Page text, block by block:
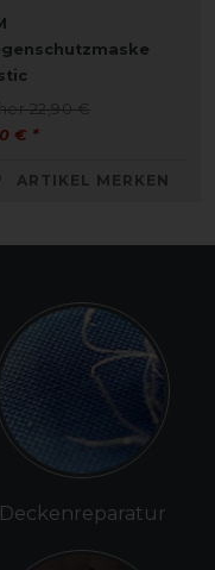
22,90 €
€ *
ARTIKEL MERKEN
Deckenreparatur